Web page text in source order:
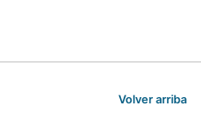
Volver arriba